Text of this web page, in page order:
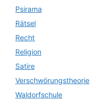
Psirama
Rätsel
Recht
Religion
Satire
Verschwörungstheorie
Waldorfschule